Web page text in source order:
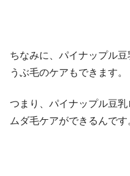
ちなみに、パイナップル
うぶ毛のケアもできます。
つまり、パイナップル豆
ムダ毛ケアができるんです